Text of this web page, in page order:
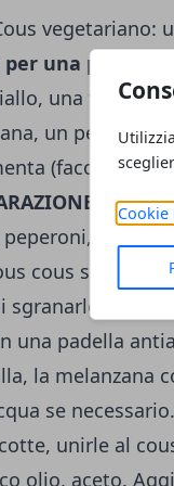
Cookie
una persona
una fetta di
un pezzetto
(facoltativo),
:
cous
sgranarlo bene
una padella
la melanzana
se
unirle al
olio, aceto.